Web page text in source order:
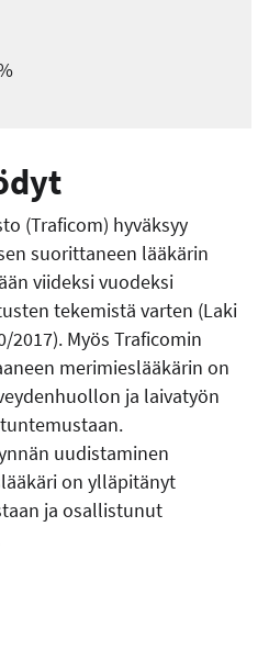
(Traficom) hyväksyy
suorittaneen lääkärin
viideksi vuodeksi
tekemistä varten (Laki
Myös Traficomin
merimieslääkärin on
ja laivatyön
uudistaminen
on ylläpitänyt
ja osallistunut